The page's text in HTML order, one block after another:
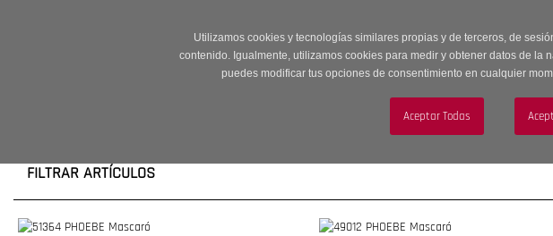
Utilizamos cookies y tecnologías similares propias y de terceros, de
contenido. Igualmente, utilizamos cookies para medir y obtener datos de
puedes modificar tus opciones de consentimiento en cualquier
MUJER HOMBRE
FILTRAR ARTÍCULOS